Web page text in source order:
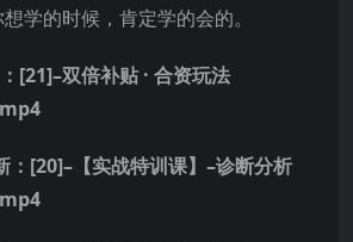
学的时候，肯定学的会的。
[21]–双倍补贴 · 合资玩法
：[20]–【实战特训课】–诊断分析